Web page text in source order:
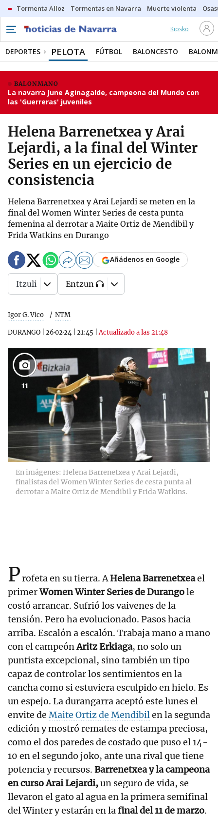
Tormenta Alloz Tormentas en Navarra Muerte violenta
Kiosko
DEPORTES PELOTA FÚTBOL BALONCESTO
BALONMANO
La navarra June Aginagalde, campeona del Mundo con
las 'Guerreras' juveniles
Helena Barrenetxea y Arai
Lejardi, a la final del Winter
Series en un ejercicio de
consistencia
Helena Barrenetxea y Arai Lejardi se meten en la
final del Women Winter Series de cesta punta
femenina al derrotar a Maite Ortiz de Mendibil y
Frida Watkins en Durango
Igor G. Vico NTM
DURANGO 26·02·24 21:45 |Actualizado a las 21:48
Añádenos en Google
Itzuli Entzun
11
En imágenes: Helena Barrenetxea y Arai Lejardi,
finalistas del Women Winter Series de cesta punta al
derrotar a Maite Ortiz de Mendibil y Frida Watkins.
Profeta en su tierra. AHelena Barrenetxeael
primerWomen Winter Series de Durangole
costó arrancar. Sufrió los vaivenes de la
tensión. Pero ha evolucionado. Pasos hacia
arriba. Escalón a escalón. Trabaja mano a mano
con el campeónAritz Erkiaga, no solo un
puntista excepcional, sino también un tipo
capaz de controlar los sentimientos en la
cancha como si estuviera esculpido en hielo. Es
un espejo. La durangarra aceptó este lunes el
envite de Maite Ortiz de Mendibilen la segunda
edición y mostró remates de estampa preciosa,
como el dos paredes de costado que puso el 14-
10 en el segundo joko, ante una rival que tiene
potencia y recursos. Barrenetxea y la campeona
en curso Arai Lejardi,un seguro de vida, se
llevaron el gato al agua en la primera semifinal
del Winter y estarán en lafinal del 11 de marzo.